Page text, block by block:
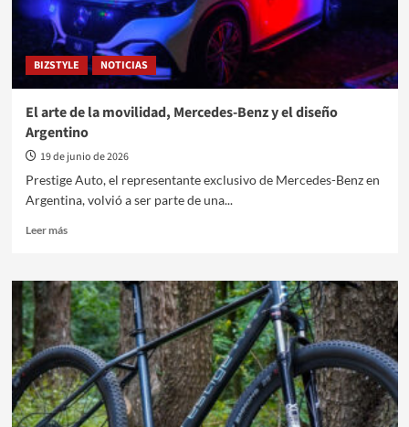
BIZSTYLE NOTICIAS
El arte de la movilidad, Mercedes-Benz y el diseño
Argentino
19 de junio de 2026
Prestige Auto, el representante exclusivo de Mercedes-Benz en
Argentina, volvió a ser parte de una...
Leer másLeer
El
arte
de
la
movilidad,
Mercedes-
Benz
y
el